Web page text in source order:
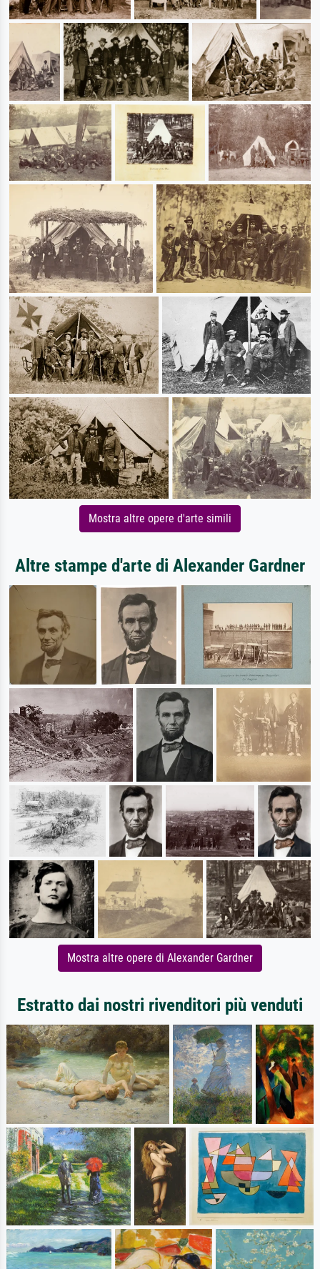
Mostra altre opere d'arte simili
Altre stampe d'arte di Alexander Gardner
Mostra altre opere di Alexander Gardner
Estratto dai nostri rivenditori più venduti